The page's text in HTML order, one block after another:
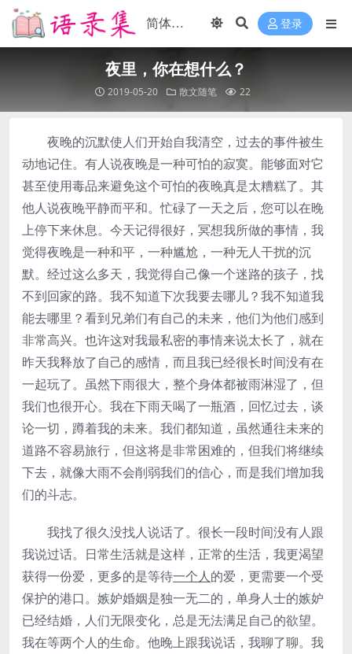
登录
夜里，你在想什么？
2019-05-20 散文随笔 22
夜晚的沉默使人们开始自我清空，过去的事件被生
动地记住。有人说夜晚是一种可怕的寂寞。能够面对它
甚至使用毒品来避免这个可怕的夜晚真是太糟糕了。其
他人说夜晚平静而平和。忙碌了一天之后，您可以在晚
上停下来休息。今天记得很好，冥想我所做的事情，我
觉得夜晚是一种和平，一种尴尬，一种无人干扰的沉
默。经过这么多天，我觉得自己像一个迷路的孩子，找
不到回家的路。我不知道下次我要去哪儿？我不知道我
能去哪里？看到兄弟们有自己的未来，他们为他们感到
非常高兴。也许这对我最私密的事情来说太长了，就在
昨天我释放了自己的感情，而且我已经很长时间没有在
一起玩了。虽然下雨很大，整个身体都被雨淋湿了，但
我们也很开心。我在下雨天喝了一瓶酒，回忆过去，谈
论一切，蹲着我的未来。我们都知道，虽然通往未来的
道路不容易旅行，但这将是非常困难的，但我们将继续
下去，就像大雨不会削弱我们的信心，而是我们增加我
们的斗志。
我找了很久没找人说话了。很长一段时间没有人跟
我说过话。日常生活就是这样，正常的生活，我更渴望
获得一份爱，更多的是等待一个人的爱，更需要一个受
保护的港口。嫉妒婚姻是独一无二的，单身人士的嫉妒
已经结婚，人们无限变化，总是无法满足自己的欲望。
我在等两个人的生命。他晚上跟我说话，我聊了聊。我